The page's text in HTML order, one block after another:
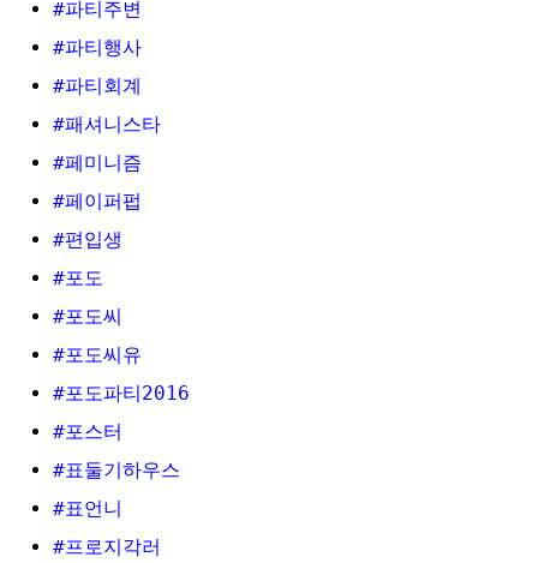
#파티주변
#파티행사
#파티회계
#패셔니스타
#페미니즘
#페이퍼펍
#편입생
#포도
#포도씨
#포도씨유
#포도파티2016
#포스터
#표둘기하우스
#표언니
#프로지각러